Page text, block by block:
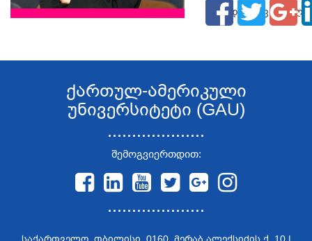
ქართულ-ამერიკული
უნივერსიტეტი (GAU)
....................
შემოგვიერთდით:
....................